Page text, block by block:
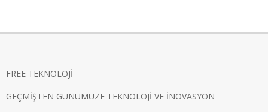
FREE TEKNOLOJİ
GEÇMİŞTEN GÜNÜMÜZE TEKNOLOJİ VE İNOVASYON